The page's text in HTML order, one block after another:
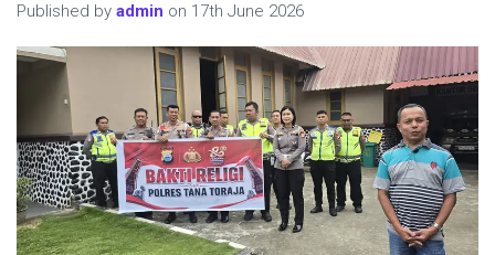
Published by admin on 17th June 2026